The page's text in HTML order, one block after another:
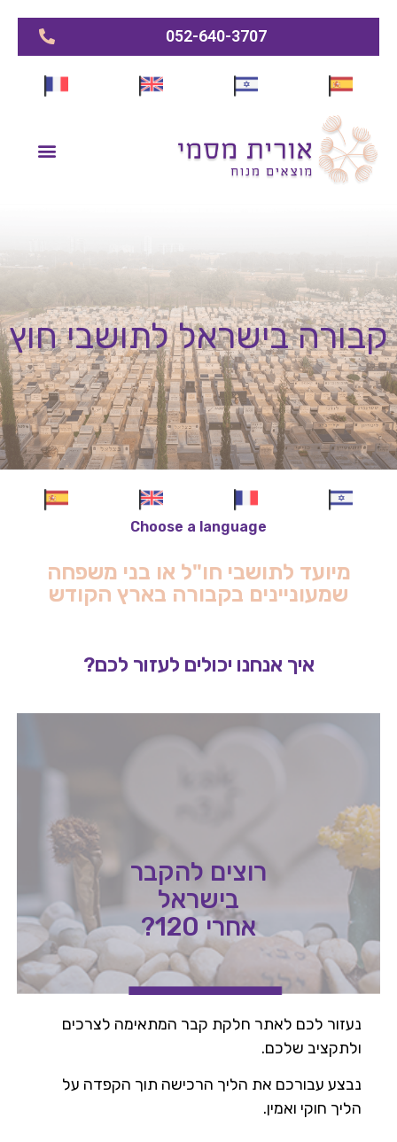
052-640-3707
קבורה בישראל לתושבי חוץ
Choose a language
מיועד לתושבי חו"ל או בני משפחה
שמעוניינים בקבורה בארץ הקודש
איך אנחנו יכולים לעזור לכם?
רוצים להקבר
בישראל
אחרי 120?
נעזור לכם לאתר חלקת קבר המתאימה לצרכים
ולתקציב שלכם.
נבצע עבורכם את הליך הרכישה תוך הקפדה על
הליך חוקי ואמין.